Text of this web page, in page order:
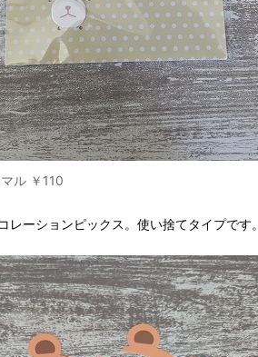
ル ￥110
レーションピックス。使い捨てタイプです。